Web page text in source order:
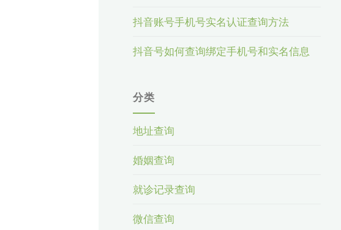
抖音账号手机号实名认证查询方法
抖音号如何查询绑定手机号和实名信息
分类
地址查询
婚姻查询
就诊记录查询
微信查询